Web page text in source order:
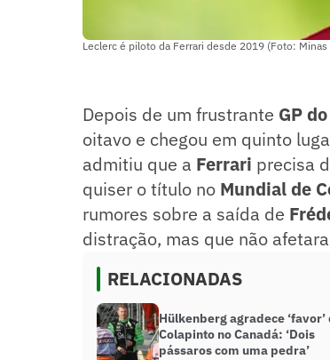
Leclerc é piloto da Ferrari desde 2019 (Foto: Minas
Depois de um frustrante GP
oitavo e chegou em quinto
admitiu que a Ferrari precisa
quiser o título no Mundial de
rumores sobre a saída de
distração, mas que não
RELACIONADAS
Hülkenberg agradece ‘favor’
Colapinto no Canadá: ‘Dois
pássaros com uma pedra’